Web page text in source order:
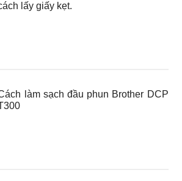
lấy giấy kẹt.
làm sạch đầu phun Brother DCP